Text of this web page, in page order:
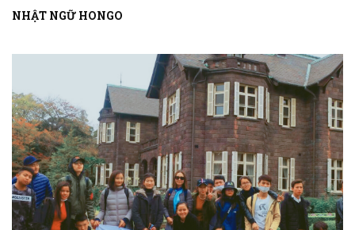
NHẬT NGỮ HONGO